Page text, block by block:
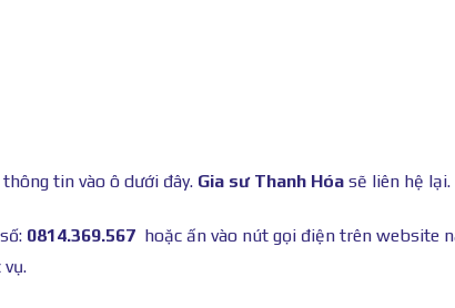
tin vào ô dưới đây. Gia sư Thanh Hóa sẽ liên hệ lại.
số: 0814.369.567 hoặc ấn vào nút gọi điện trên website